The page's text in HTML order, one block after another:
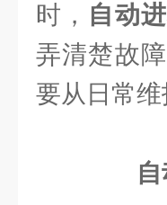
时， 自动
弄清楚故
要从日常维